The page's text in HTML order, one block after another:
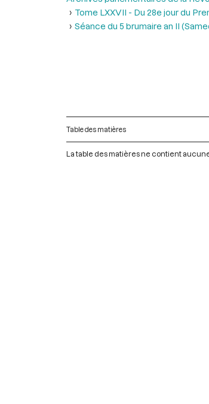
Tome LXXVII - Du 28e jour du
Séance du 5 brumaire an II
Table des matières
La table des matières ne contient